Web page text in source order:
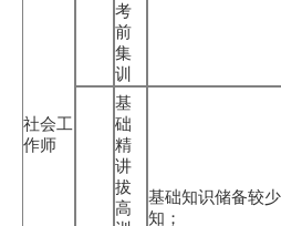
社会工
作师
考
前
集
训
基
础
精
讲
拔
高
基础知识储备较
知；